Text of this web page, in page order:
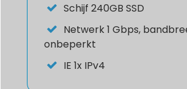
Schijf 240GB SSD
Netwerk1 Gbps,
onbeperkt
IE 1x IPv4